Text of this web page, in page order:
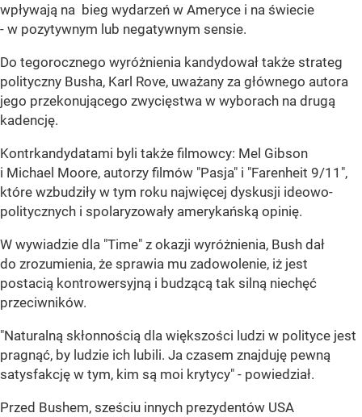
wpływają na bieg wydarzeń w Ameryce i na świecie
- w pozytywnym lub negatywnym sensie.
Do tegorocznego wyróżnienia kandydował także strateg
polityczny Busha, Karl Rove, uważany za głównego autora
jego przekonującego zwycięstwa w wyborach na drugą
kadencję.
Kontrkandydatami byli także filmowcy: Mel Gibson
i Michael Moore, autorzy filmów "Pasja" i "Farenheit 9/11",
które wzbudziły w tym roku najwięcej dyskusji ideowo-
politycznych i spolaryzowały amerykańską opinię.
W wywiadzie dla "Time" z okazji wyróżnienia, Bush dał
do zrozumienia, że sprawia mu zadowolenie, iż jest
postacią kontrowersyjną i budzącą tak silną niechęć
przeciwników.
"Naturalną skłonnością dla większości ludzi w polityce jest
pragnąć, by ludzie ich lubili. Ja czasem znajduję pewną
satysfakcję w tym, kim są moi krytycy" - powiedział.
Przed Bushem, sześciu innych prezydentów USA